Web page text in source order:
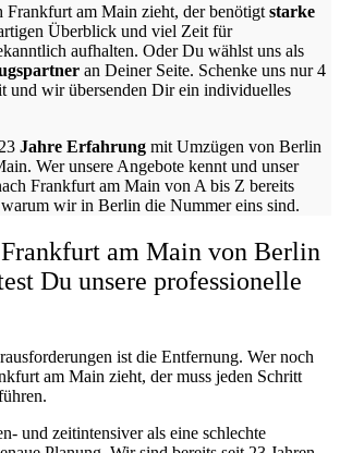
Frankfurt am Main zieht, der benötigt starke
Überblick und viel Zeit für
aufhalten. Oder Du wählst uns als
an Deiner Seite. Schenke uns nur4
und wir übersenden Dir ein individuelles
Jahre Erfahrung mit Umzügen von Berlin
Wer unsere Angebote kennt und unser
Frankfurt am Main von A bis Z bereits
wir in Berlin die Nummer eins sind.
am Main von Berlin
Du unsere professionelle
ist die Entfernung. Wer noch
am Main zieht, der muss jeden Schritt
und zeitintensiver als eine schlechte